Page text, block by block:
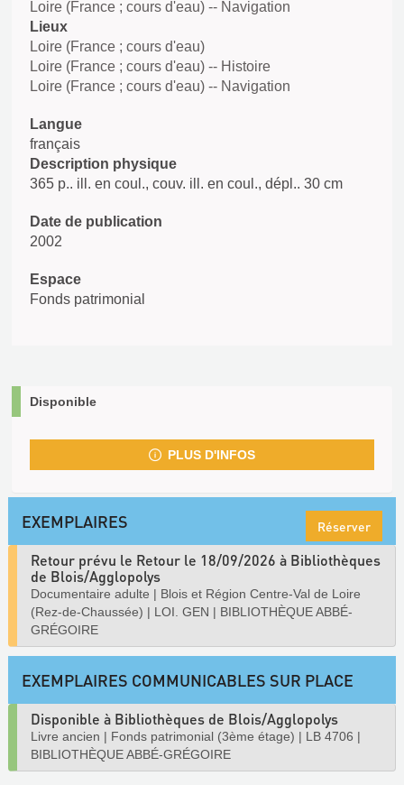
Loire (France ; cours d'eau) -- Navigation
Lieux
Loire (France ; cours d'eau)
Loire (France ; cours d'eau) -- Histoire
Loire (France ; cours d'eau) -- Navigation
Langue
français
Description physique
365 p.. ill. en coul., couv. ill. en coul., dépl.. 30 cm
Date de publication
2002
Espace
Fonds patrimonial
Disponible
PLUS D'INFOS
EXEMPLAIRES Réserver
Retour prévu le Retour le 18/09/2026 à Bibliothèques
de Blois/Agglopolys
Documentaire adulte | Blois et Région Centre-Val de Loire
(Rez-de-Chaussée) | LOI. GEN | BIBLIOTHÈQUE ABBÉ-
GRÉGOIRE
EXEMPLAIRES COMMUNICABLES SUR PLACE
Disponible à Bibliothèques de Blois/Agglopolys
Livre ancien | Fonds patrimonial (3ème étage) | LB 4706 |
BIBLIOTHÈQUE ABBÉ-GRÉGOIRE